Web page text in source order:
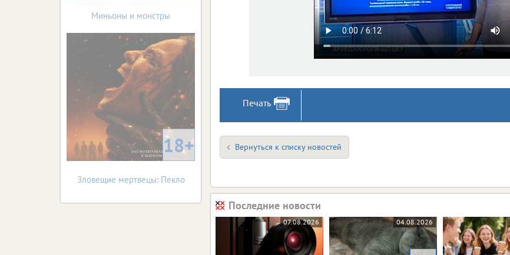
Печать
Вернуться к списку новостей
Последние новости
07.08.2026 04.08.2026
Миньоны и монстры
18+
Зловещие мертвецы: Пекло